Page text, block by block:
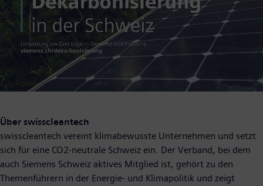
Über swisscleantech
swisscleantech vereint klimabewusste Unternehmen und setzt
sich für eine CO2-neutrale Schweiz ein. Der Verband, bei dem
auch Siemens Schweiz aktives Mitglied ist, gehört zu den
Themenführern in der Energie- und Klimapolitik und zeigt